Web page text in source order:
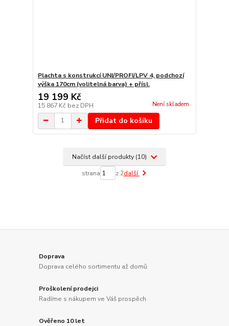
Plachta s konstrukcí UNI/PROFI/LPV 4, podchozí
výška 170cm (volitelná barva) + přísl.
19 199 Kč
15 867 Kč bez DPH Není skladem
Přidat do košíku
Načíst další produkty (10)
strana z 2další
Doprava
Doprava celého sortimentu až domů
Proškolení prodejci
Radíme s nákupem ve Váš prospěch
Ověřeno 10 let